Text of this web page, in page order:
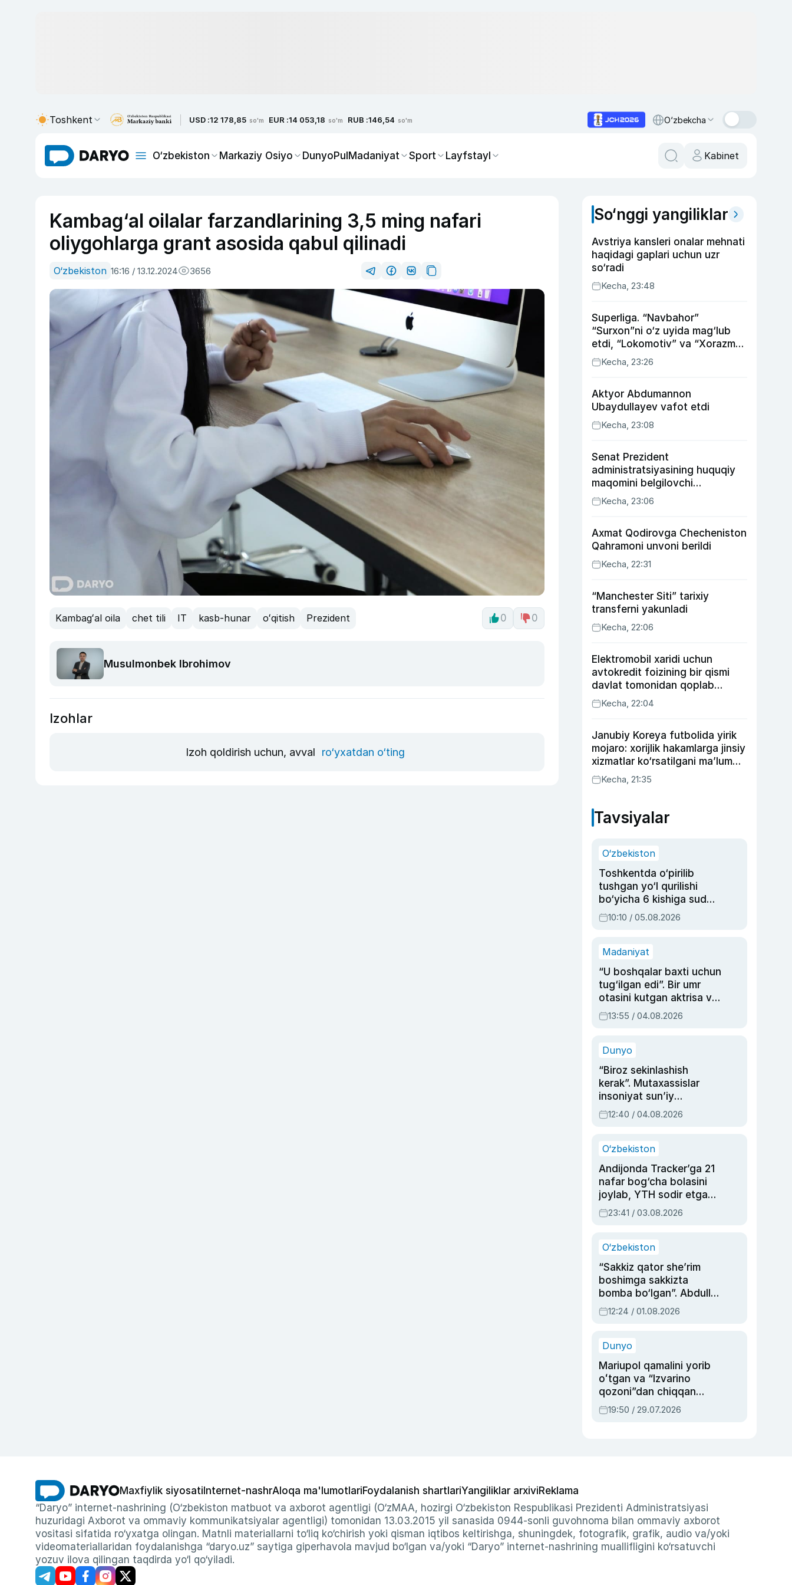
Toshkent USD :12 178,85 so'm EUR :14 053,18 so'm RUB :146,54 so'm O‘zbekcha
O‘zbekiston Markaziy Osiyo DunyoPulMadaniyat Sport Layfstayl Kabinet
Kambag‘al oilalar farzandlarining 3,5 ming nafari
oliygohlarga grant asosida qabul qilinadi
O‘zbekiston 16:16 / 13.12.2024 3656
Kambagʻal oila chet tili IT kasb-hunar oʻqitish Prezident 0 0
Musulmonbek Ibrohimov
Izohlar
Izoh qoldirish uchun, avval ro‘yxatdan o‘ting
So‘nggi yangiliklar
Avstriya kansleri onalar mehnati
haqidagi gaplari uchun uzr
so‘radi
Kecha, 23:48
Superliga. “Navbahor”
“Surxon”ni o‘z uyida mag‘lub
etdi, “Lokomotiv” va “Xorazm”
uyda g‘alaba qozondi
Kecha, 23:26
Aktyor Abdu­mannon
Ubaydullayev vafot etdi
Kecha, 23:08
Senat Prezident
administratsiyasining huquqiy
maqomini belgilovchi
konstitutsiyaviy qonunni
ma’qulladi
Kecha, 23:06
Axmat Qodirovga Checheniston
Qahramoni unvoni berildi
Kecha, 22:31
“Manchester Siti” tarixiy
transferni yakunladi
Kecha, 22:06
Elektromobil xaridi uchun
avtokredit foizining bir qismi
davlat tomonidan qoplab
berilishi mumkin
Kecha, 22:04
Janubiy Koreya futbolida yirik
mojaro: xorijlik hakamlarga jinsiy
xizmatlar ko‘rsatilgani ma’lum
qilindi
Kecha, 21:35
Tavsiyalar
O‘zbekiston
Toshkentda o‘pirilib
tushgan yo‘l qurilishi
bo‘yicha 6 kishiga sud
hukmi o‘qildi
10:10 / 05.08.2026
Madaniyat
“U boshqalar baxti uchun
tug‘ilgan edi”. Bir umr
otasini kutgan aktrisa va
dublyaj ustasi Rimma
Ahmedovaning
13:55 / 04.08.2026
Dunyo
“Biroz sekinlashish
kerak”. Mutaxassislar
insoniyat sun’iy
intellektni boshqara
olmay qolishidan xavotir
12:40 / 04.08.2026
O‘zbekiston
Andijonda Tracker’ga 21
nafar bog‘cha bolasini
joylab, YTH sodir etgan
ayolga sud hukmi o‘qildi
23:41 / 03.08.2026
O‘zbekiston
“Sakkiz qator she’rim
boshimga sakkizta
bomba bo‘lgan”. Abdulla
Oripovni siyosiy
ayblovlardan asrab
12:24 / 01.08.2026
Dunyo
Mariupol qamalini yorib
oʻtgan va “Izvarino
qozoni”dan chiqqan
qahramon — Ukraina
armiyasi bosh
19:50 / 29.07.2026
Maxfiylik siyosati Internet-nashrAloqa ma'lumotlariFoydalanish shartlariYangiliklar arxiviReklama
“Daryo” internet-nashrining (O‘zbekiston matbuot va axborot agentligi (O‘zMAA, hozirgi O‘zbekiston Respublikasi Prezidenti Administratsiyasi
huzuridagi Axborot va ommaviy kommunikatsiyalar agentligi) tomonidan 13.03.2015 yil sanasida 0944-sonli guvohnoma bilan ommaviy axborot
vositasi sifatida ro‘yxatga olingan. Matnli materiallarni to‘liq ko‘chirish yoki qisman iqtibos keltirishga, shuningdek, fotografik, grafik, audio va/yoki
videomateriallaridan foydalanishga “daryo.uz” saytiga giperhavola mavjud bo‘lgan va/yoki “Daryo” internet-nashrining muallifligini ko‘rsatuvchi
yozuv ilova qilingan taqdirda yo‘l qo‘yiladi.